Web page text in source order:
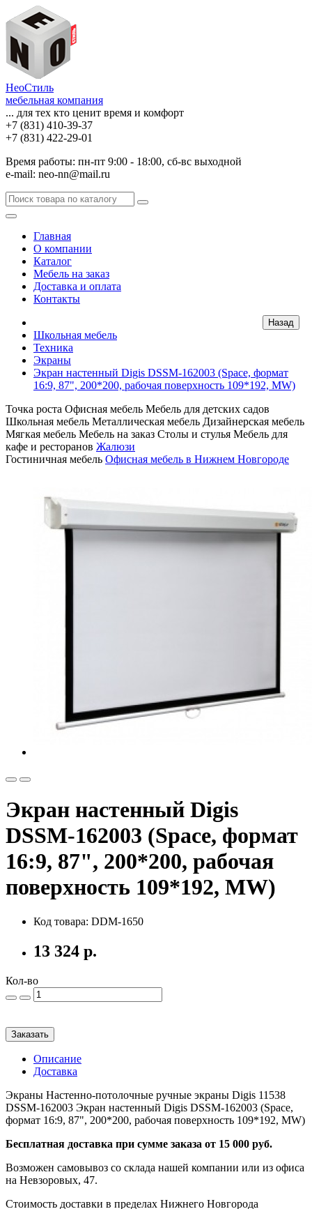
НеоСтиль
мебельная компания
... для тех кто ценит время и комфорт
+7 (831) 410-39-37
+7 (831) 422-29-01
Время работы: пн-пт 9:00 - 18:00, сб-вс выходной
e-mail: neo-nn@mail.ru
Главная
О компании
Каталог
Мебель на заказ
Доставка и оплата
Контакты
Школьная мебель
Техника
Экраны
Экран настенный Digis DSSM-162003 (Space, формат
16:9, 87", 200*200, рабочая поверхность 109*192, MW)
Точка роста Офисная мебель Мебель для детских садов
Школьная мебель Металлическая мебель Дизайнерская мебель
Мягкая мебель Мебель на заказ Столы и стулья Мебель для
кафе и ресторанов Жалюзи
Гостиничная мебель Офисная мебель в Нижнем Новгороде
Экран настенный Digis
DSSM-162003 (Space, формат
16:9, 87", 200*200, рабочая
поверхность 109*192, MW)
Код товара: DDM-1650
13 324 р.
Кол-во
Заказать
Описание
Доставка
Экраны Настенно-потолочные ручные экраны Digis 11538
DSSM-162003 Экран настенный Digis DSSM-162003 (Space,
формат 16:9, 87", 200*200, рабочая поверхность 109*192, MW)
Бесплатная доставка при сумме заказа от 15 000 руб.
Возможен самовывоз со склада нашей компании или из офиса
на Невзоровых, 47.
Стоимость доставки в пределах Нижнего Новгорода